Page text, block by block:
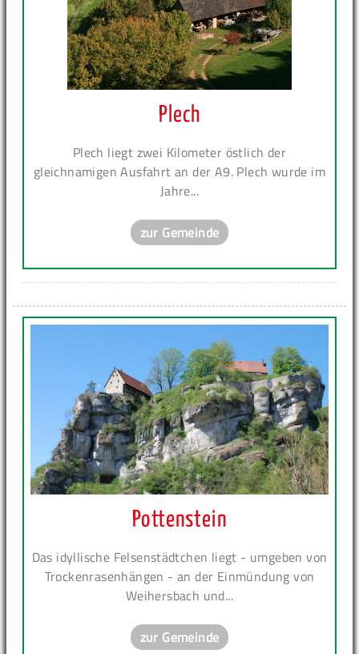
Plech
Plech liegt zwei Kilometer östlich der
gleichnamigen Ausfahrt an der A9. Plech wurde im
Jahre...
zur Gemeinde
Pottenstein
Das idyllische Felsenstädtchen liegt - umgeben von
Trockenrasenhängen - an der Einmündung von
Weihersbach und...
zur Gemeinde